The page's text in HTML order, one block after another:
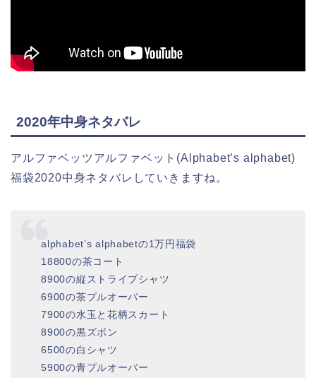
2020年中身ネタバレ
アルファベッツアルファベット(Alphabet’s alphabet)
福袋2020中身ネタバレしていきますね。
alphabet’s alphabetの1万円福袋
18800の茶コート
8900の縦ストライプシャツ
6900の茶プルオーバー
7900の水玉と花柄スカート
8900の黒ズボン
6500の白シャツ
5900の青プルオーバー